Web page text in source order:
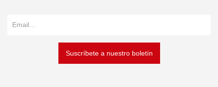
Suscríbete a nuestro boletín